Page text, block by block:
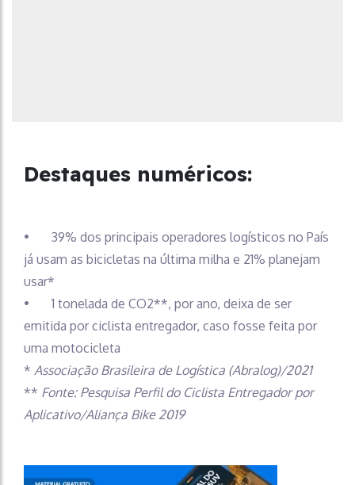
Destaques numéricos:
• 39% dos principais operadores logísticos no País
já usam as bicicletas na última milha e 21% planejam
usar*
• 1 tonelada de CO2**, por ano, deixa de ser
emitida por ciclista entregador, caso fosse feita por
uma motocicleta
* Associação Brasileira de Logística (Abralog)/2021
** Fonte: Pesquisa Perfil do Ciclista Entregador por
Aplicativo/Aliança Bike 2019